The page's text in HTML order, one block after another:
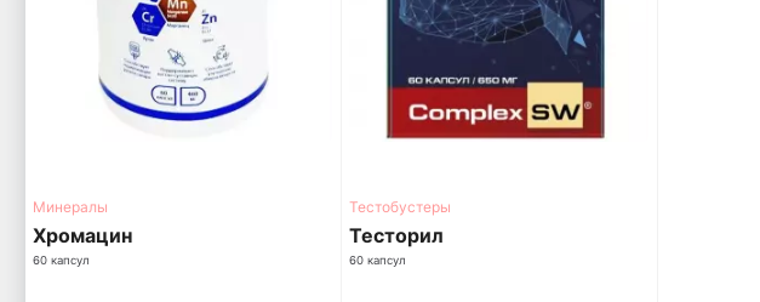
Минералы
Хромацин
60 капсул
Тестобустеры
Тесторил
60 капсул